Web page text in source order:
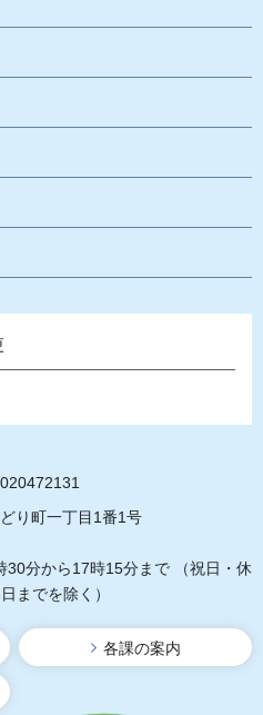
り町一丁目1番1号
30分から17時15分まで
（祝日・休
までを除く）
各課の案内